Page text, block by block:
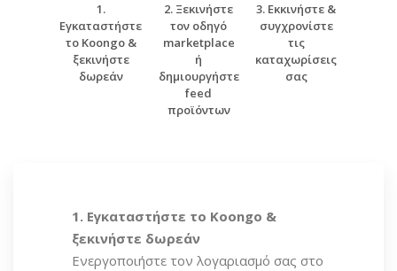
1.
Εγκαταστήστε
το Koongo &
ξεκινήστε
δωρεάν
2. Ξεκινήστε
τον οδηγό
marketplace
ή
δημιουργήστε
feed
προϊόντων
3. Εκκινήστε &
συγχρονίστε
τις
καταχωρίσεις
σας
1. Εγκαταστήστε το Koongo &
ξεκινήστε δωρεάν
Ενεργοποιήστε τον λογαριασμό σας στο